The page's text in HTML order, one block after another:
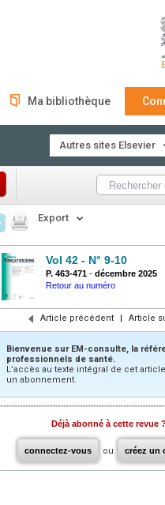
Ma bibliothèque
Autres sites Elsevier
Export
Vol 42 - N° 9-10
P. 463-471 - décembre 2025
Retour au numéro
Article précédent | Article
Bienvenue sur EM-consulte, la
professionnels de santé.
L’accès au texte intégral de cet
un abonnement.
Déjà abonné à cette revue ?
connectez-vous ou créez un